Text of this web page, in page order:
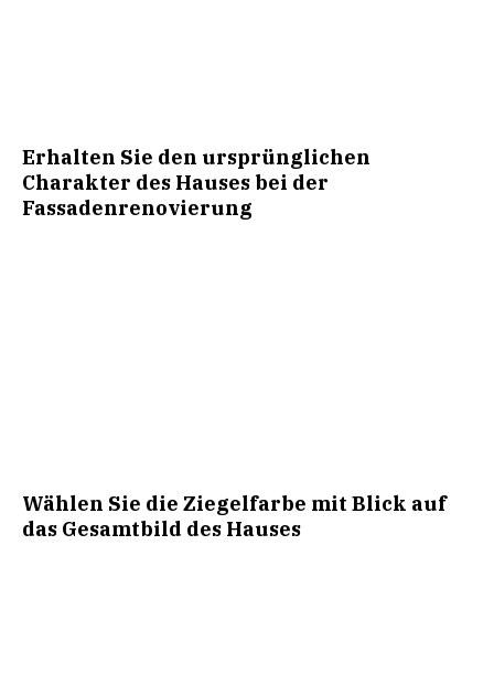
Erhalten Sie den ursprünglichen
Charakter des Hauses bei der
Fassadenrenovierung
Wählen Sie die Ziegelfarbe mit Blick auf
das Gesamtbild des Hauses